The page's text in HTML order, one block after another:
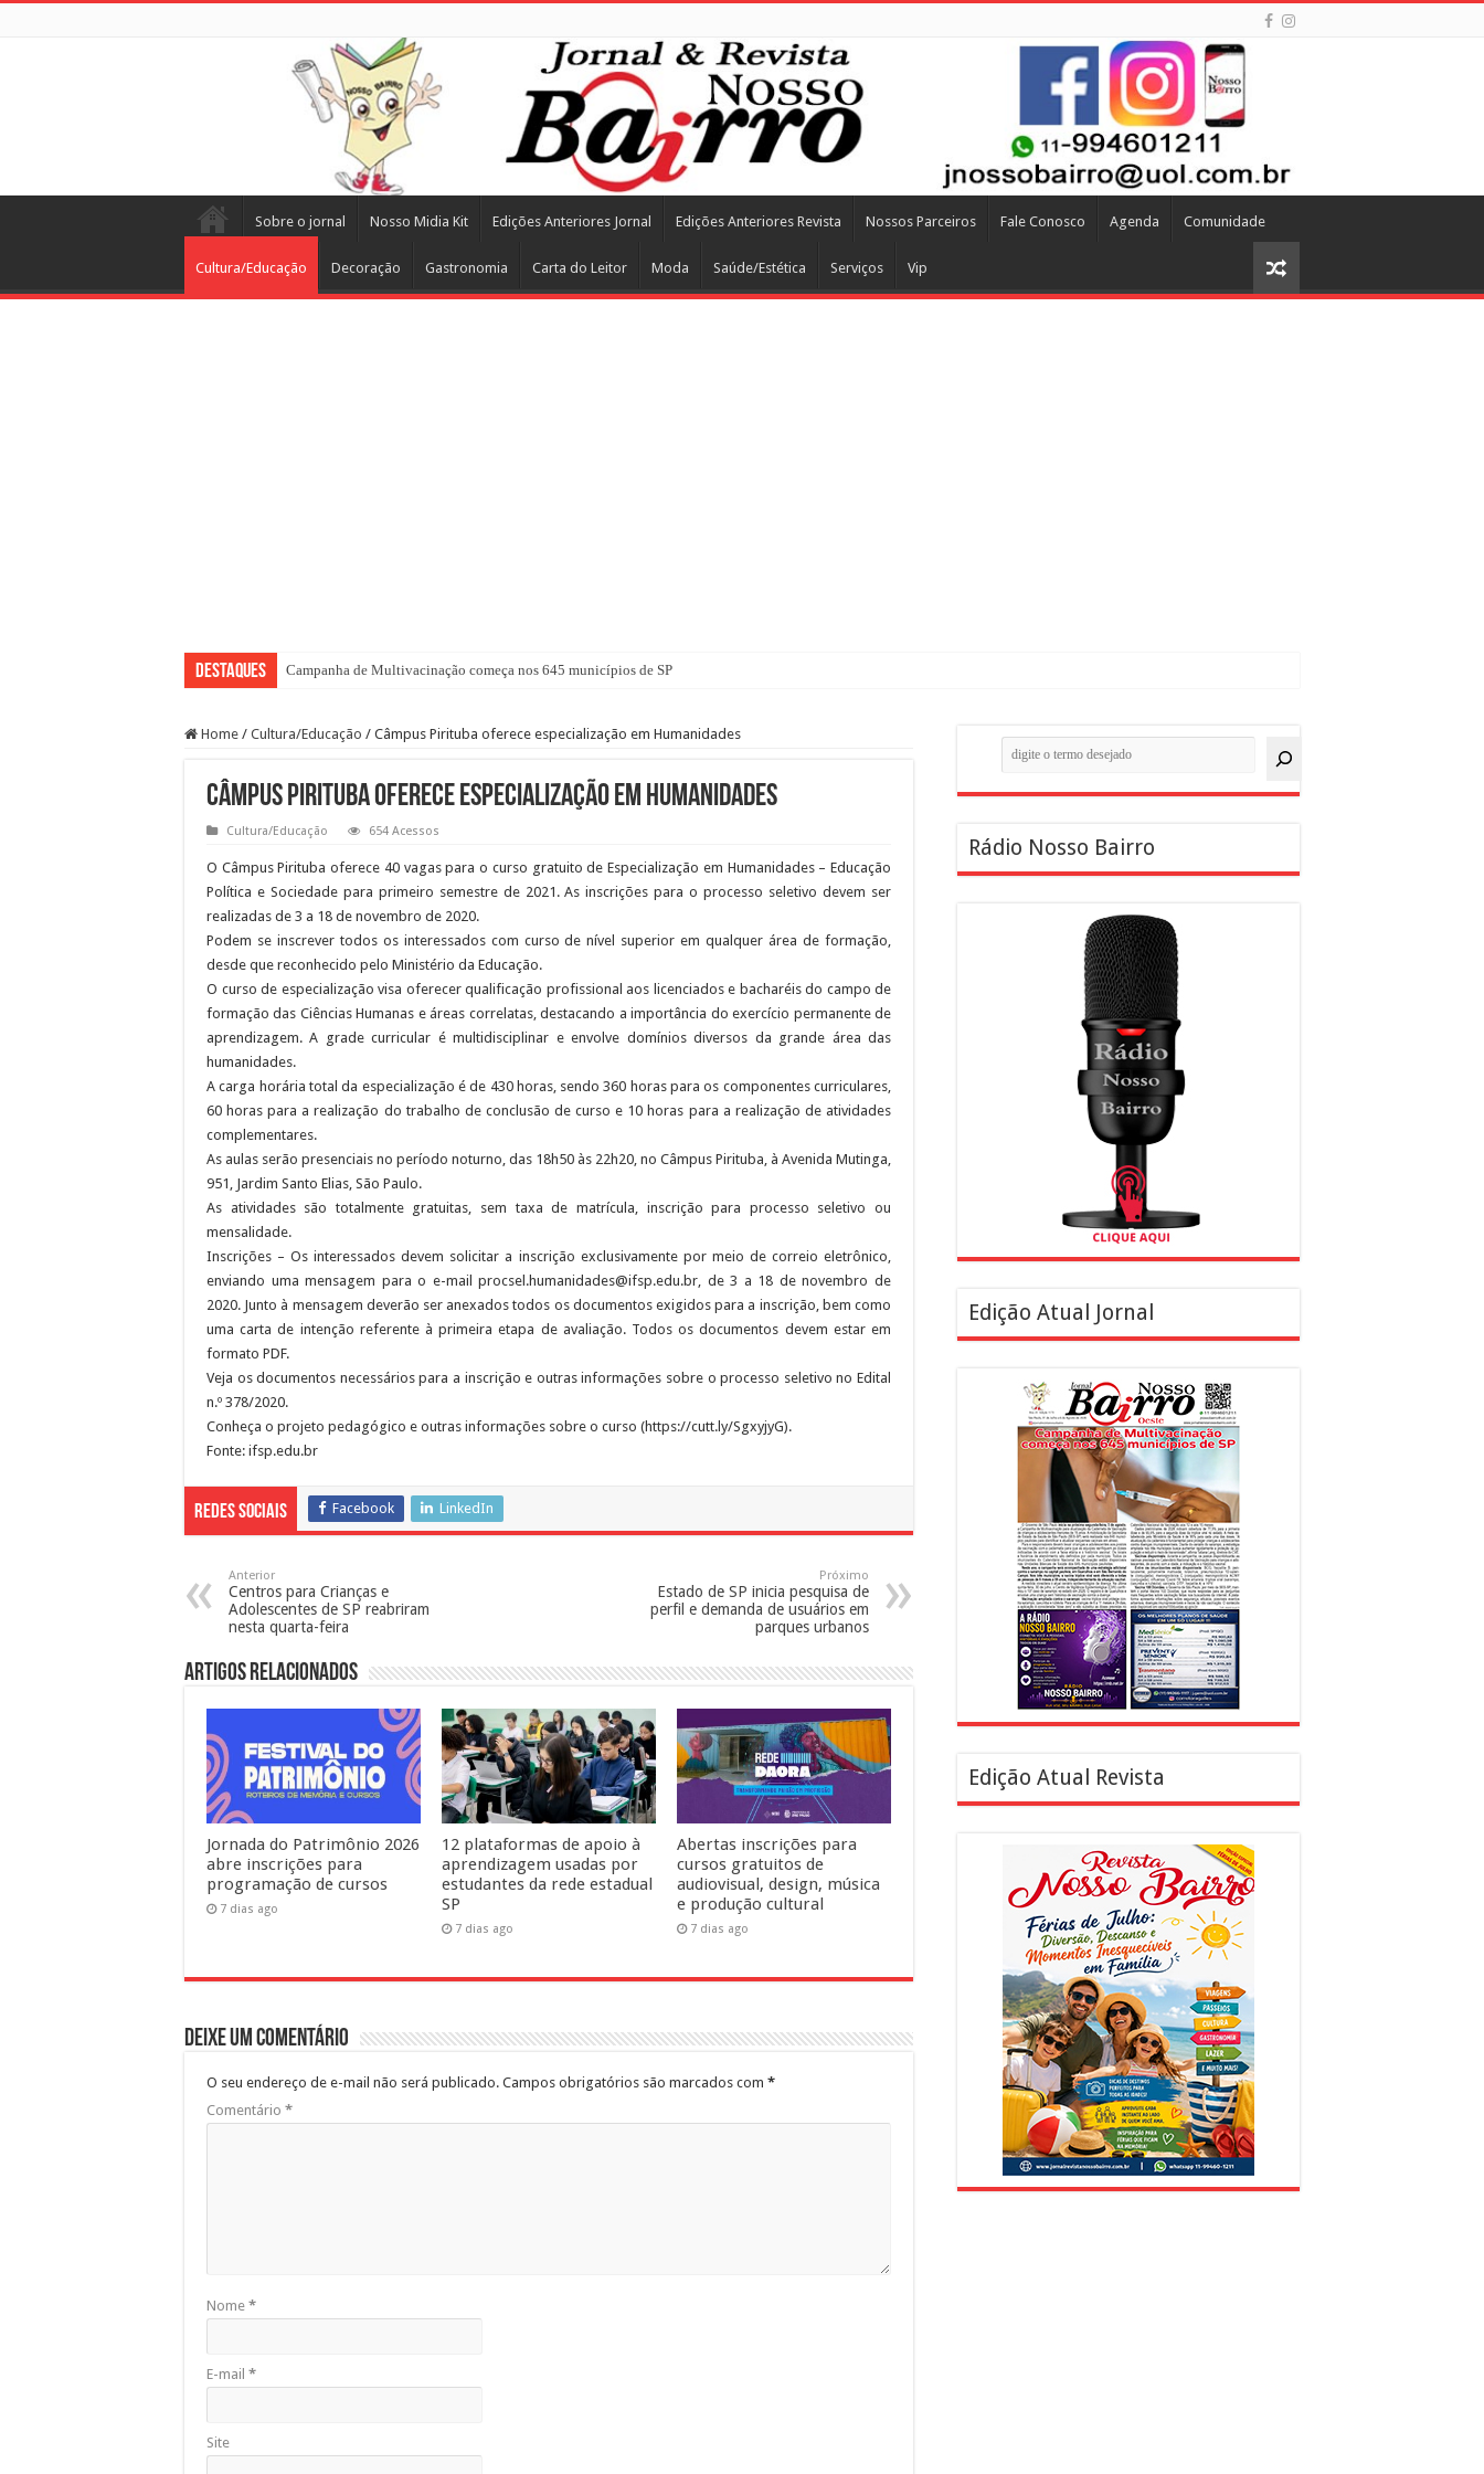
Sobre o jornal Nosso Midia Kit Edições Anteriores Jornal Edições Anteriores Revista Nossos Parceiros Fale Conosco Agenda Comunidade
Cultura/Educação Decoração Gastronomia Carta do Leitor Moda Saúde/Estética Serviços Vip
Destaques Campanha de Multivacinação começa nos 645 municípios de SP
Home / Cultura/Educação / Câmpus Pirituba oferece especialização em Humanidades
Câmpus Pirituba oferece especialização em Humanidades
Cultura/Educação 654 Acessos
O Câmpus Pirituba oferece 40 vagas para o curso gratuito de Especialização em Humanidades – Educação
Política e Sociedade para primeiro semestre de 2021. As inscrições para o processo seletivo devem ser
realizadas de 3 a 18 de novembro de 2020.
Podem se inscrever todos os interessados com curso de nível superior em qualquer área de formação,
desde que reconhecido pelo Ministério da Educação.
O curso de especialização visa oferecer qualificação profissional aos licenciados e bacharéis do campo de
formação das Ciências Humanas e áreas correlatas, destacando a importância do exercício permanente de
aprendizagem. A grade curricular é multidisciplinar e envolve domínios diversos da grande área das
humanidades.
A carga horária total da especialização é de 430 horas, sendo 360 horas para os componentes curriculares,
60 horas para a realização do trabalho de conclusão de curso e 10 horas para a realização de atividades
complementares.
As aulas serão presenciais no período noturno, das 18h50 às 22h20, no Câmpus Pirituba, à Avenida Mutinga,
951, Jardim Santo Elias, São Paulo.
As atividades são totalmente gratuitas, sem taxa de matrícula, inscrição para processo seletivo ou
mensalidade.
Inscrições – Os interessados devem solicitar a inscrição exclusivamente por meio de correio eletrônico,
enviando uma mensagem para o e-mail procsel.humanidades@ifsp.edu.br, de 3 a 18 de novembro de
2020. Junto à mensagem deverão ser anexados todos os documentos exigidos para a inscrição, bem como
uma carta de intenção referente à primeira etapa de avaliação. Todos os documentos devem estar em
formato PDF.
Veja os documentos necessários para a inscrição e outras informações sobre o processo seletivo no Edital
n.º 378/2020.
Conheça o projeto pedagógico e outras informações sobre o curso (https://cutt.ly/SgxyjyG).
Fonte: ifsp.edu.br
Redes Sociais Facebook LinkedIn
Anterior
Centros para Crianças e
Adolescentes de SP reabriram
nesta quarta-feira
Próximo
Estado de SP inicia pesquisa de
perfil e demanda de usuários em
parques urbanos
Artigos Relacionados
Jornada do Patrimônio 2026
abre inscrições para
programação de cursos
7 dias ago
12 plataformas de apoio à
aprendizagem usadas por
estudantes da rede estadual
SP
7 dias ago
Abertas inscrições para
cursos gratuitos de
audiovisual, design, música
e produção cultural
7 dias ago
Deixe um comentário
O seu endereço de e-mail não será publicado. Campos obrigatórios são marcados com *
Comentário *
Nome *
E-mail *
Site
Pesquisar
Rádio Nosso Bairro
Edição Atual Jornal
Edição Atual Revista